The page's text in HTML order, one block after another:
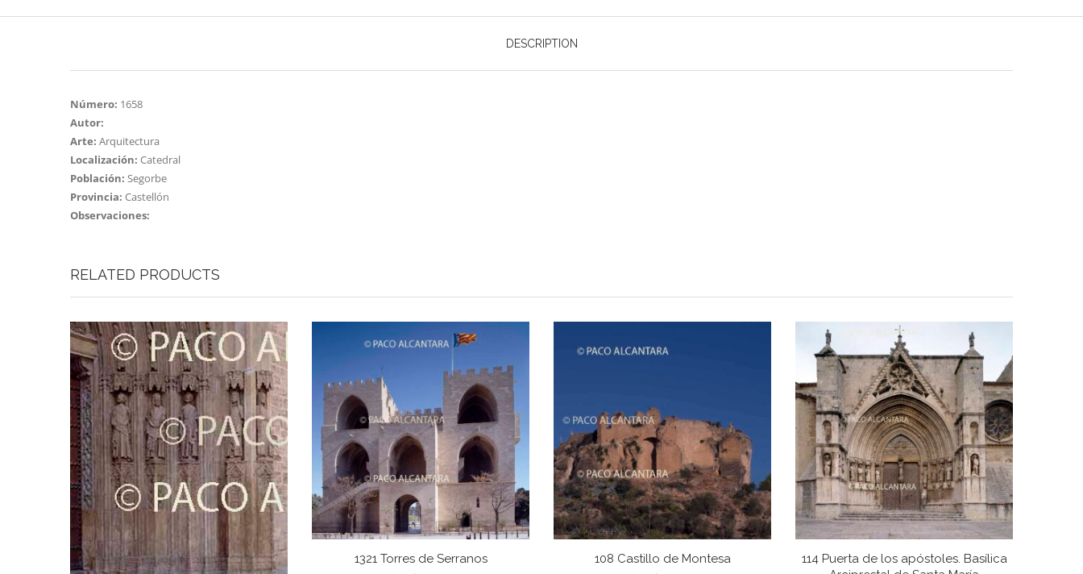
DESCRIPTION
Número: 1658
Autor:
Arte: Arquitectura
Localización: Catedral
Población: Segorbe
Provincia: Castellón
Observaciones:
RELATED PRODUCTS
1321 Torres de Serranos 108 Castillo de Montesa
114 Puerta de los apóstoles. Basílica